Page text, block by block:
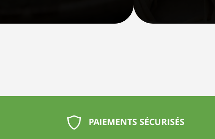
PAIEMENTS SÉCURISÉS